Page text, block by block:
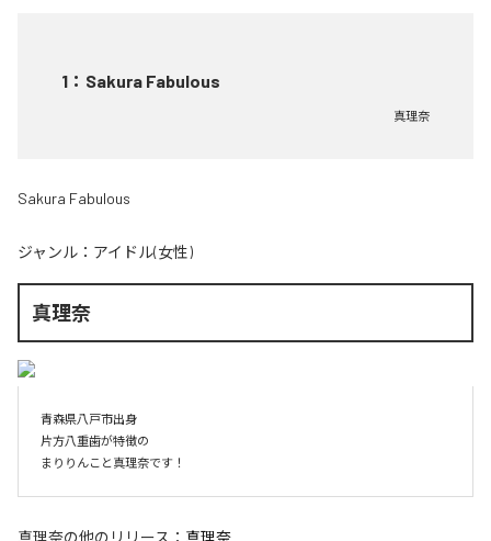
1 ： Sakura Fabulous
真理奈
Sakura Fabulous
ジャンル： アイドル(女性)
真理奈
青森県八戸市出身
片方八重歯が特徴の
まりりんこと真理奈です！